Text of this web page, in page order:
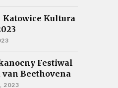
Katowice Kultura
Festiwal
van Beethovena
2023